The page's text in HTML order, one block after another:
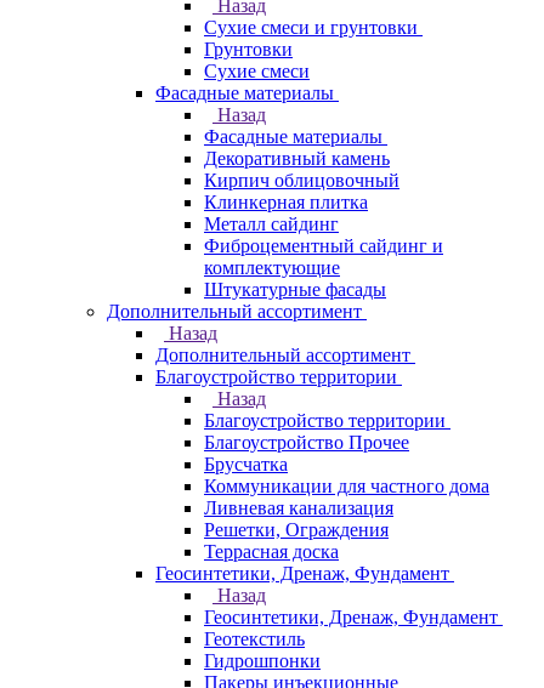
Назад
Сухие смеси и грунтовки
Грунтовки
Сухие смеси
Фасадные материалы
Назад
Фасадные материалы
Декоративный камень
Кирпич облицовочный
Клинкерная плитка
Металл сайдинг
Фиброцементный сайдинг и
комплектующие
Штукатурные фасады
Дополнительный ассортимент
Назад
Дополнительный ассортимент
Благоустройство территории
Назад
Благоустройство территории
Благоустройство Прочее
Брусчатка
Коммуникации для частного дома
Ливневая канализация
Решетки, Ограждения
Террасная доска
Геосинтетики, Дренаж, Фундамент
Назад
Геосинтетики, Дренаж, Фундамент
Геотекстиль
Гидрошпонки
Пакеры инъекционные